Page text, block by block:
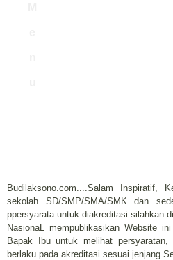
Budilaksono.com....Salam Inspiratif,
sekolah SD/SMP/SMA/SMK dan
ppersyarata untuk diakreditasi silahkan
NasionaL mempublikasikan Website
Bapak Ibu untuk melihat
berlaku pada akreditasi sesuai jenjang